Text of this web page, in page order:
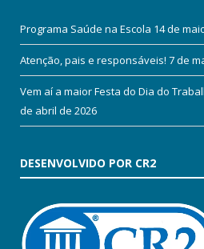
Programa Saúde na Escola 14 de
Atenção, pais e responsáveis! 7 de
Vem aí a maior Festa do Dia do
de abril de 2026
DESENVOLVIDO POR CR2